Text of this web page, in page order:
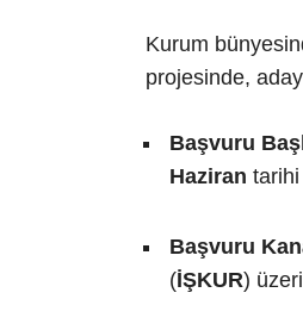
Kurum
projesinde,
Başvuru
Haziran tarihi
Başvuru
(İŞKUR)